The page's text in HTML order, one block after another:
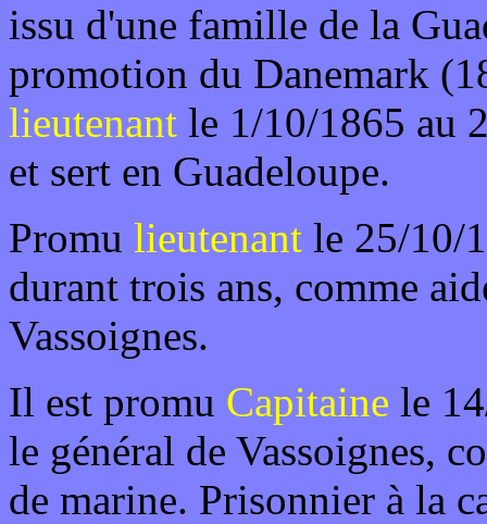
issu d'une famille de la
promotion du Danemark
lieutenant le 1/10/1865 au
et sert en Guadeloupe.
Promu lieutenant le 25/10/
durant trois ans, comme
Vassoignes.
Il est promu Capitaine le
le général de Vassoignes,
de marine. Prisonnier à la